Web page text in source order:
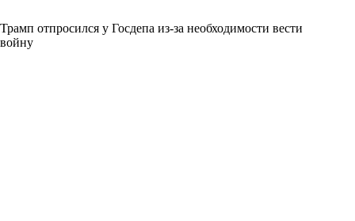
Трамп отпросился у Госдепа из-за необходимости вести
войну